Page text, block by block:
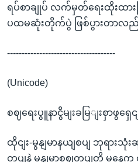
ရပ်စာချုပ် လက်မှတ်ရေးထိုးထားပ
ပထမဆုံးတိုက်ပွဲ ဖြစ်ပွားတာလည်
-------------------------------------
(Unicode)
စဈရေးပွူနာငွိမျးခမြျးစှာဖွရှ
ထိုငျး-မွနျမာနယျစပျ ဘုရားသုံ
တပျနဲ့ မွနျမာစဈတပျတို့ မနေ့က